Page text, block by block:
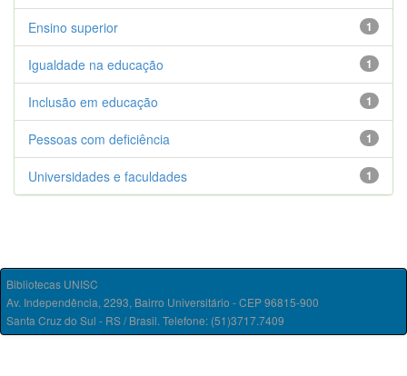
1
Ensino superior
1
Igualdade na educação
1
Inclusão em educação
1
Pessoas com deficiência
1
Universidades e faculdades
Bibliotecas UNISC
Av. Independência, 2293, Bairro Universitário - CEP 96815-900
Santa Cruz do Sul - RS / Brasil. Telefone: (51)3717.7409